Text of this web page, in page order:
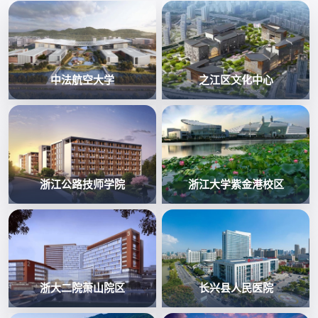
中法航空大学 之江区文化中心
浙江公路技师学院 浙江大学紫金港校区
浙大二院萧山院区 长兴县人民医院